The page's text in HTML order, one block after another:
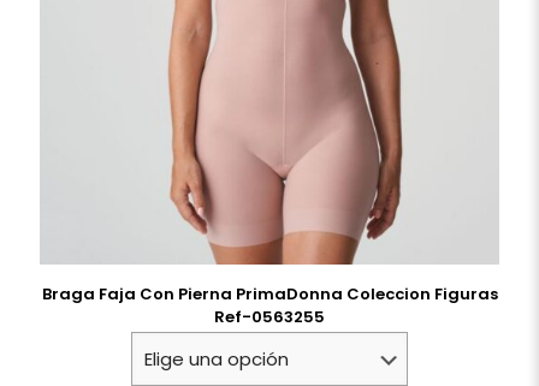
Braga Faja Con Pierna PrimaDonna Coleccion Figuras
Ref-0563255